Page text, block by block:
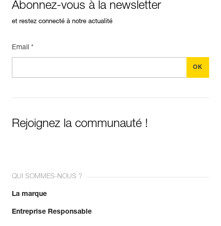
Abonnez-vous à la newsletter
et restez connecté à notre actualité
Email *
Rejoignez la communauté !
QUI SOMMES-NOUS ?
La marque
Entreprise Responsable